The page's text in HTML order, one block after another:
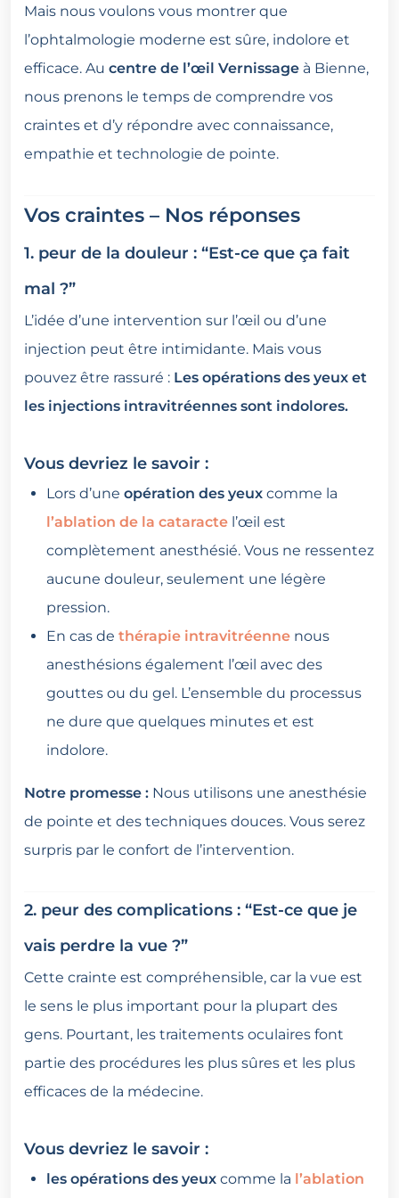
Mais nous voulons vous montrer que
l’ophtalmologie moderne est sûre, indolore et
efficace. Au centre de l’œil Vernissage à Bienne,
nous prenons le temps de comprendre vos
craintes et d’y répondre avec connaissance,
empathie et technologie de pointe.
Vos craintes – Nos réponses
1. peur de la douleur : “Est-ce que ça fait
mal ?”
L’idée d’une intervention sur l’œil ou d’une
injection peut être intimidante. Mais vous
pouvez être rassuré : Les opérations des yeux et
les injections intravitréennes sont indolores.
Vous devriez le savoir :
Lors d’une opération des yeux comme la
l’ablation de la cataracte l’œil est
complètement anesthésié. Vous ne ressentez
aucune douleur, seulement une légère
pression.
En cas de thérapie intravitréenne nous
anesthésions également l’œil avec des
gouttes ou du gel. L’ensemble du processus
ne dure que quelques minutes et est
indolore.
Notre promesse : Nous utilisons une anesthésie
de pointe et des techniques douces. Vous serez
surpris par le confort de l’intervention.
2. peur des complications : “Est-ce que je
vais perdre la vue ?”
Cette crainte est compréhensible, car la vue est
le sens le plus important pour la plupart des
gens. Pourtant, les traitements oculaires font
partie des procédures les plus sûres et les plus
efficaces de la médecine.
Vous devriez le savoir :
les opérations des yeux comme la l’ablation